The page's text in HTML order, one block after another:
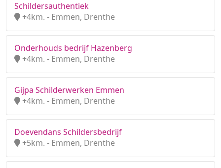
Schildersauthentiek
+4km. - Emmen, Drenthe
Onderhouds bedrijf Hazenberg
+4km. - Emmen, Drenthe
Gijpa Schilderwerken Emmen
+4km. - Emmen, Drenthe
Doevendans Schildersbedrijf
+5km. - Emmen, Drenthe